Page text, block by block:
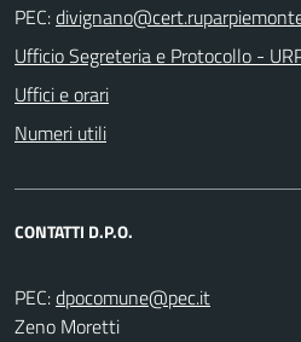
PEC:
Ufficio Segreteria e Protocollo -
Uffici e orari
Numeri utili
CONTATTI D.P.O.
PEC:
Zeno Moretti